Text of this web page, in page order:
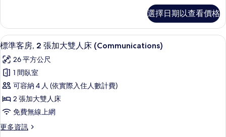
Mobility)
的
所
有
相
片
施
(Communications,
Mobility)
的
詳
情
大
雙
人
床
的
所
有
相
片
客
房,
2
加
大
雙
人
床
的
詳
情
選擇日期以查看價格
顯
示
標
準
客
房,
張
高級寢具、書桌、筆電工作空間、免
8
標準客房, 2 張加大雙人床 (Communications)
26 平方公尺
1 間臥室
可容納 4 人 (依實際入住人數計費)
2 張加大雙人床
免費無線上網
更多資訊
更